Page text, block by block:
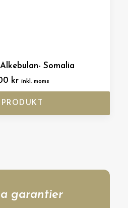
Somalia
kr inkl. moms
garantier